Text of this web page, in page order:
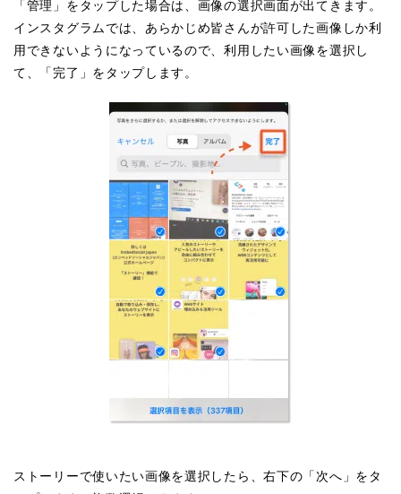
「管理」をタップした場合は、画像の選択画面が出てきます。
インスタグラムでは、あらかじめ皆さんが許可した画像しか利
用できないようになっているので、利用したい画像を選択し
て、「完了」をタップします。
ストーリーで使いたい画像を選択したら、右下の「次へ」をタ